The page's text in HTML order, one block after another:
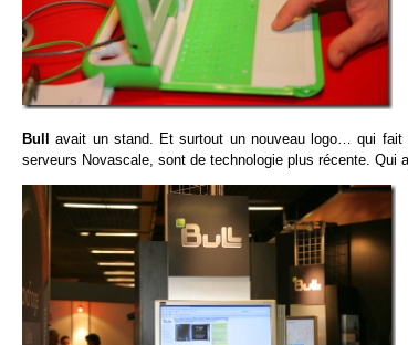
Bullavait un stand. Et surtout un nouveau logo… qui fait
serveurs Novascale, sont de technologie plus récente. Qui